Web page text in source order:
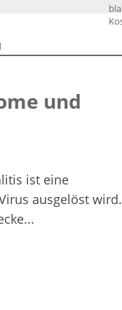
und
ist eine
ausgelöst wird.